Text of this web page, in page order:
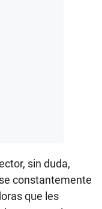
sin duda,
constantemente
que les